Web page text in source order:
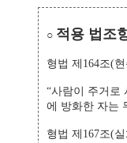
○ 적용 법조
형법 제164조(
“사람이 주거로
에 방화한 자는
형법 제167조(